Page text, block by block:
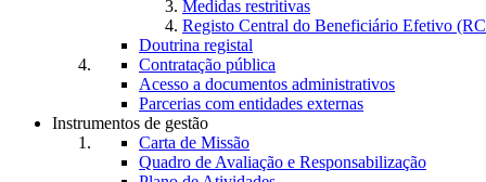
Medidas restritivas
Registo Central do Beneficiário Efetivo
Doutrina registal
Contratação pública
Acesso a documentos administrativos
Parcerias com entidades externas
Instrumentos de gestão
Carta de Missão
Quadro de Avaliação e Responsabilização